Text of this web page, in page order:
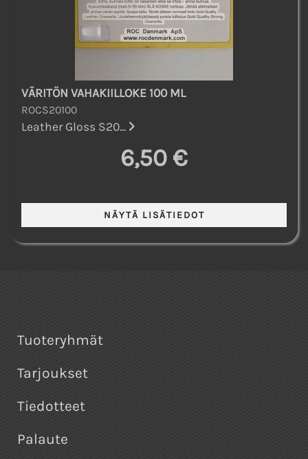
VÄRITÖN VAHAKIILLOKE 100 ML
ROCS20100
Leather Gloss S20...
6,50 €
Tuoteryhmät
Tarjoukset
Tiedotteet
Palaute